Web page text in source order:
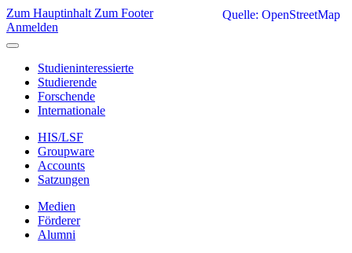
Zum Hauptinhalt Zum Footer
Anmelden
Studieninteressierte
Studierende
Forschende
Internationale
HIS/LSF
Groupware
Accounts
Satzungen
Medien
Förderer
Alumni
Quelle: OpenStreetMap